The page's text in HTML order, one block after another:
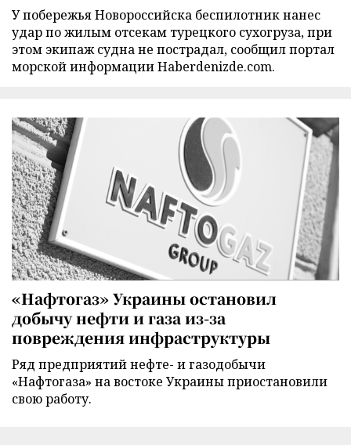
У побережья Новороссийска беспилотник нанес
удар по жилым отсекам турецкого сухогруза, при
этом экипаж судна не пострадал, сообщил портал
морской информации Haberdenizde.com.
«Нафтогаз» Украины остановил
добычу нефти и газа из-за
повреждения инфраструктуры
Ряд предприятий нефте- и газодобычи
«Нафтогаза» на востоке Украины приостановили
свою работу.